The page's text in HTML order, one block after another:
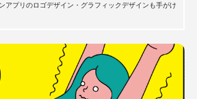
アプリのロゴデザイン・グラフィックデザインも手がけ